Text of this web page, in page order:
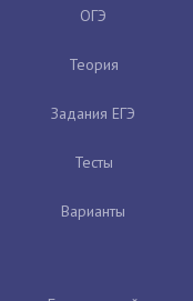
ОГЭ
Теория
Задания ЕГЭ
Тесты
Варианты